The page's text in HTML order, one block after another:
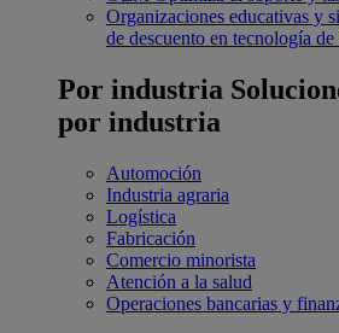
Organizaciones educativas y
de descuento en tecnología
Por industria
por industria
Automoción
Industria agraria
Logística
Fabricación
Comercio minorista
Atención a la salud
Operaciones bancarias y